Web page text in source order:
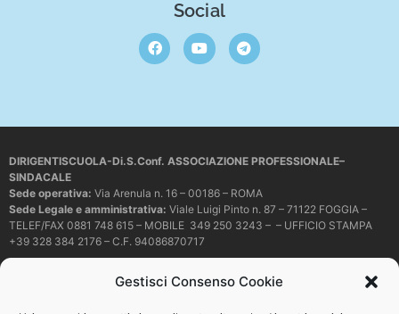
Gestisci Consenso Cookie
Social
DIRIGENTISCUOLA-Di.S.Conf. ASSOCIAZIONE PROFESSIONALE–
SINDACALE
Sede operativa: Via Arenula n. 16 – 00186 – ROMA
Sede Legale e amministrativa: Viale Luigi Pinto n. 87 – 71122 FOGGIA –
TELEF/FAX 0881 748 615 – MOBILE 349 250 3243 – – UFFICIO STAMPA
+39 328 384 2176 – C.F. 94086870717
dirigentiscuola@pec.it